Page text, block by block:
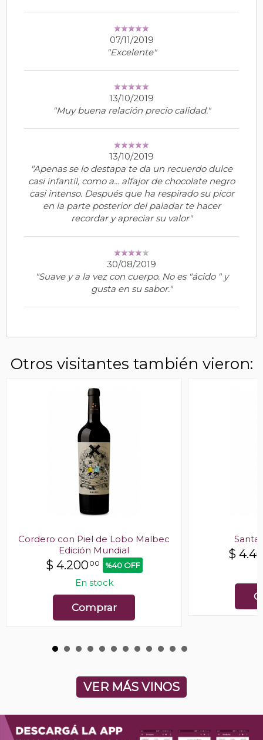
07/11/2019
"Excelente"
13/10/2019
"Muy buena relación precio calidad."
13/10/2019
"Apenas se lo destapa te da un recuerdo dulce
casi infantil, como a... alfajor de chocolate negro
casi intenso. Después que ha respirado su picor
en la parte posterior del paladar te hacer
recordar y apreciar su valor"
30/08/2019
"Suave y a la vez con cuerpo. No es "ácido " y
gusta en su sabor."
Otros visitantes también vieron:
Cordero con Piel de Lobo Malbec
Edición Mundial
$ 4.20000 %40 OFF
En stock
Comprar
Santa
$
VER MÁS VINOS